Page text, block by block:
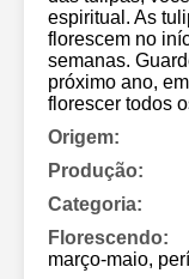
espiritual. As
florescem no
semanas.
próximo ano,
florescer todos
Origem:
Produção:
Categoria:
Florescendo:
março-maio,